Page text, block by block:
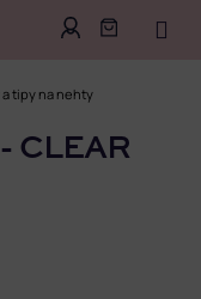
tipy na nehty
CLEAR